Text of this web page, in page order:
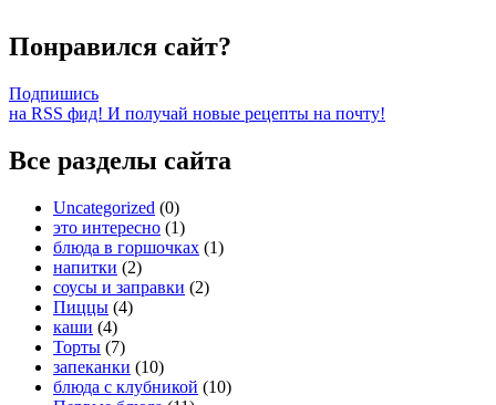
Понравился сайт?
Подпишись
на RSS фид! И получай новые рецепты на почту!
Все разделы сайта
Uncategorized (0)
это интересно (1)
блюда в горшочках (1)
напитки (2)
соусы и заправки (2)
Пиццы (4)
каши (4)
Торты (7)
запеканки (10)
блюда с клубникой (10)